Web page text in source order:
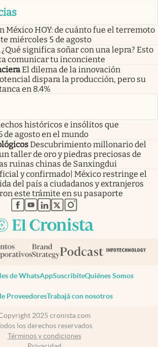
México HOY: de cuánto fue el terremoto
miércoles 5 de agosto
¿Qué significa soñar con una lepra? Esto
comunicar tu inconciente
El dilema de la innovación
dispara la producción, pero su
en 8.4%
históricos e insólitos que
agosto en el mundo
Descubrimiento millonario del
taller de oro y piedras preciosas de
ruinas chinas de Sanxingdui
y confirmado| México restringe el
del país a ciudadanos y extranjeros
este trámite en su pasaporte
abre en nueva pestaña
abre en nueva pestaña
abre en nueva pestaña
abre en nueva pestaña
abre en nueva pestaña
de WhatsAppSuscribiteQuiénes Somos
ProveedoresTrabajá con nosotros
2025 cronista.com
los derechos reservados
Términos y condiciones